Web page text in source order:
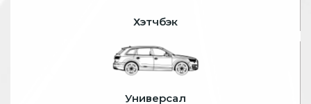
Хэтчбэк
Универсал